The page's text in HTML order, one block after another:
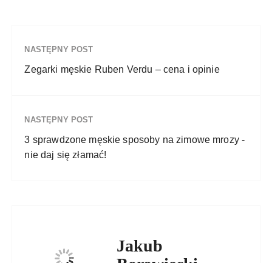
NASTĘPNY POST
Zegarki męskie Ruben Verdu – cena i opinie
NASTĘPNY POST
3 sprawdzone męskie sposoby na zimowe mrozy -
nie daj się złamać!
Jakub